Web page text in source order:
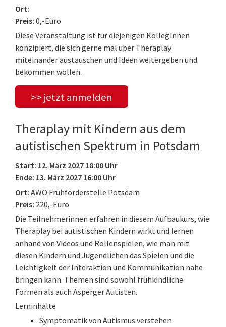
Ort:
Preis: 0,-Euro
Diese Veranstaltung ist für diejenigen KollegInnen
konzipiert, die sich gerne mal über Theraplay
miteinander austauschen und Ideen weitergeben und
bekommen wollen.
>> jetzt anmelden
Theraplay mit Kindern aus dem
autistischen Spektrum in Potsdam
Start: 12. März 2027 18:00 Uhr
Ende: 13. März 2027 16:00 Uhr
Ort: AWO Frühförderstelle Potsdam
Preis: 220,-Euro
Die Teilnehmerinnen erfahren in diesem Aufbaukurs, wie
Theraplay bei autistischen Kindern wirkt und lernen
anhand von Videos und Rollenspielen, wie man mit
diesen Kindern und Jugendlichen das Spielen und die
Leichtigkeit der Interaktion und Kommunikation nahe
bringen kann. Themen sind sowohl frühkindliche
Formen als auch Asperger Autisten.
Lerninhalte
Symptomatik von Autismus verstehen